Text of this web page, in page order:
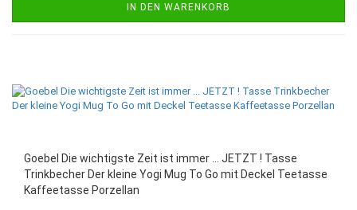
IN DEN WARENKORB
Goebel Die wichtigste Zeit ist immer ... JETZT ! Tasse
Trinkbecher Der kleine Yogi Mug To Go mit Deckel Teetasse
Kaffeetasse Porzellan